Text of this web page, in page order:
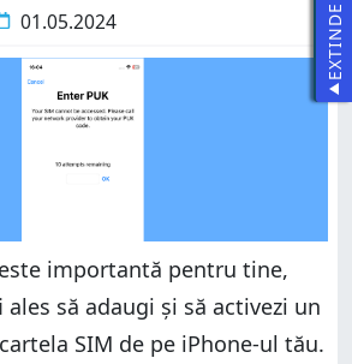
01.05.2024
importantă pentru tine,
să adaugi și să activezi un
SIM de pe iPhone-ul tău.
EXTINDE